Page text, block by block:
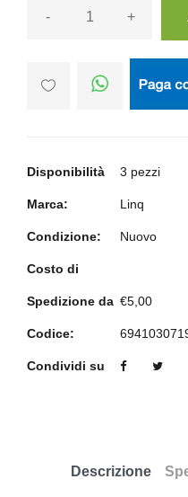
- +
Disponibilità 3 pezzi
Marca: Linq
Condizione: Nuovo
Costo di
Spedizione da €5,00
Codice:
Condividi su
Descrizione